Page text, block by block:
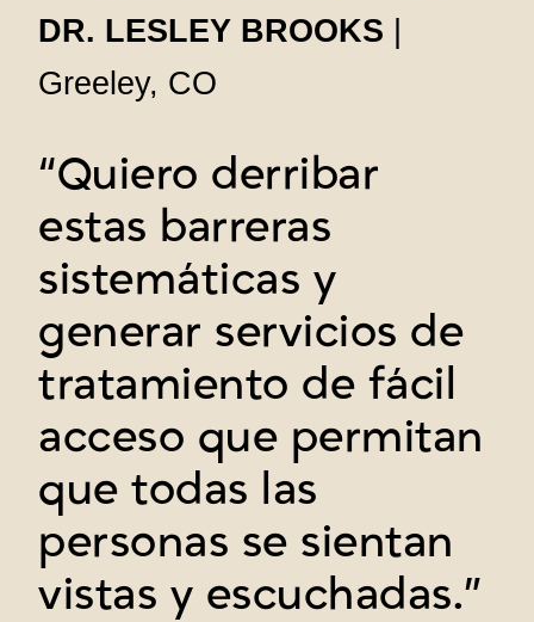
DR. LESLEY BROOKS
Greeley, CO
“Quiero derribar
estas barreras
sistemáticas y
generar servicios de
tratamiento de fácil
acceso que permitan
que todas las
personas se sientan
vistas y escuchadas.”